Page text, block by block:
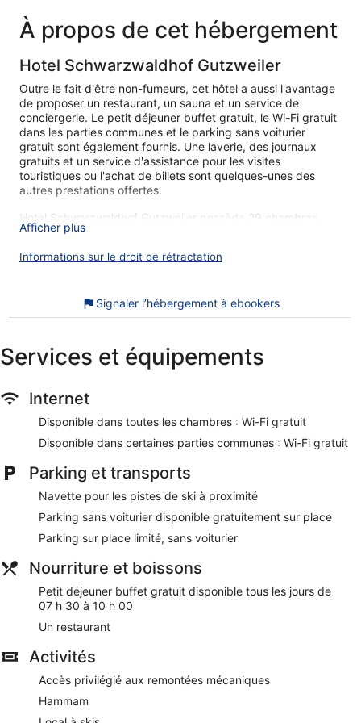
À propos de cet hébergement
Hotel Schwarzwaldhof Gutzweiler
Outre le fait d'être non-fumeurs, cet hôtel a aussi l'avantage
de proposer un restaurant, un sauna et un service de
conciergerie. Le petit déjeuner buffet gratuit, le Wi-Fi gratuit
dans les parties communes et le parking sans voiturier
gratuit sont également fournis. Une laverie, des journaux
gratuits et un service d'assistance pour les visites
touristiques ou l'achat de billets sont quelques-unes des
autres prestations offertes.
Hotel Schwarzwaldhof Gutzweiler possède 29 chambres
comprenant un coffre-fort et un sèche-cheveux. Une
salles de bain comprennent une douche et des articles de
Wi-Fi. Des bureaux et un téléphone sont également
Cet hôtel propose un sauna.
Les activités de loisir répertoriées ci-dessous sont
activités peuvent faire l'objet de frais supplémentaires.
Lors de votre séjour dans Hotel Schwarzwaldhof Gutzweiler,
vous ne serez qu'à quelques minutes de marche de Parc
l'accès Wi-Fi à Internet gratuit et un parking gratuit sont
disponibles.
Petit déjeuner buffet gratuit servi tous les jours
Wi-Fi gratuit
Si vous avez un creux, vous pourrez reprendre des
forces au restaurant sur place
Parmi les services offerts, vous trouverez un service de
conciergerie, un service d'assistance pour les visites
bagages
Hammam, sauna et sentiers de randonnée et de vélo :
passez un séjour actif mémorable grâce aux nombreux
loisirs proposés sur place
Afficher plus
Informations sur le droit de rétractation
Signaler l’hébergement à ebookers
Services et équipements
Internet
Disponible dans toutes les chambres : Wi-Fi gratuit
Disponible dans certaines parties communes : Wi-Fi gratuit
Parking et transports
Navette pour les pistes de ski à proximité
Parking sans voiturier disponible gratuitement sur place
Parking sur place limité, sans voiturier
Nourriture et boissons
Petit déjeuner buffet gratuit disponible tous les jours de
07 h 30 à 10 h 00
Un restaurant
Activités
Accès privilégié aux remontées mécaniques
Hammam